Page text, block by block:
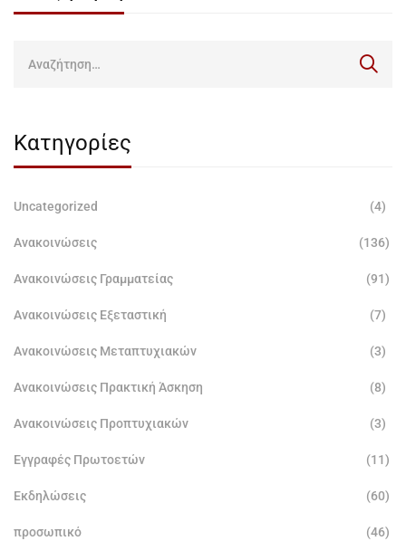
Κατηγορίες
Uncategorized (4)
Ανακοινώσεις (136)
Ανακοινώσεις Γραμματείας (91)
Ανακοινώσεις Εξεταστική (7)
Ανακοινώσεις Μεταπτυχιακών (3)
Ανακοινώσεις Πρακτική Άσκηση (8)
Ανακοινώσεις Προπτυχιακών (3)
Εγγραφές Πρωτοετών (11)
Εκδηλώσεις (60)
προσωπικό (46)